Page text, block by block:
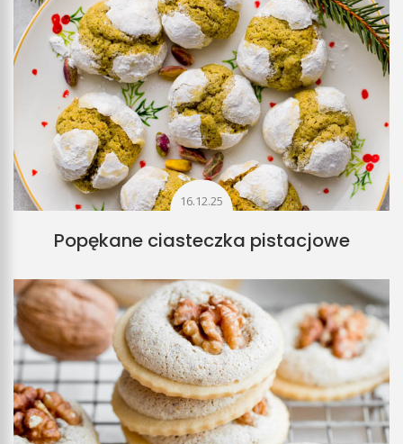
16.12.25
Popękane ciasteczka pistacjowe